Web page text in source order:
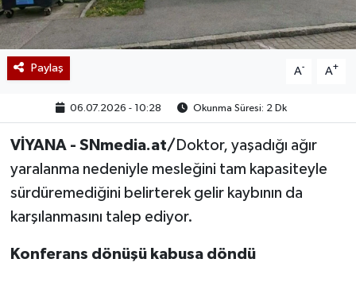
Paylaş A- A+
06.07.2026 - 10:28 Okunma Süresi: 2 Dk
VİYANA - SNmedia.at/ Doktor, yaşadığı ağır
yaralanma nedeniyle mesleğini tam kapasiteyle
sürdüremediğini belirterek gelir kaybının da
karşılanmasını talep ediyor.
Konferans dönüşü kabusa döndü